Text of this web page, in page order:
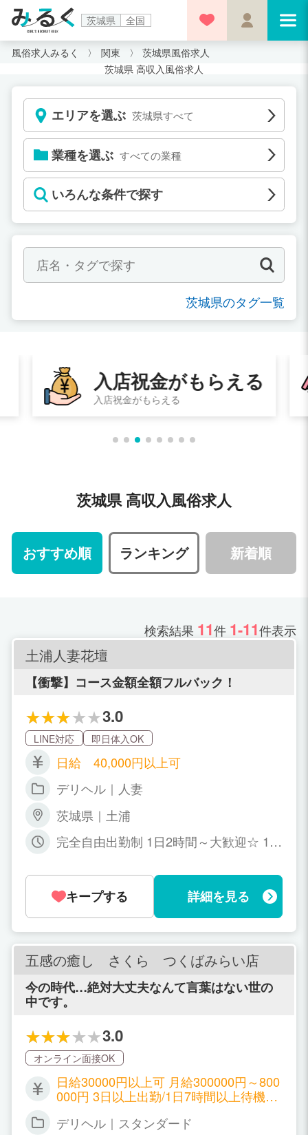
茨城県 全国
風俗求人みるく 関東
茨城県風俗求人
茨城県 高収入風俗求人
エリアを選ぶ 茨城県すべて
業種を選ぶ すべての業種
いろんな条件で探す
茨城県のタグ一覧
入店祝金がもらえる
入店祝金がもらえる
茨城県 高収入風俗求人
おすすめ順 ランキング 新着順
検索結果 11件 1-11件表示
土浦人妻花壇
【衝撃】コース金額全額フルバック！
3.0
LINE対応 即日体入OK
日給 40,000円以上可
デリヘル｜人妻
茨城県｜土浦
完全自由出勤制 1日2時間～大歓迎☆ 10
キープする
詳細を見る
五感の癒し さくら つくばみらい店
今の時代…絶対大丈夫なんて言葉はない世の
中です。
3.0
オンライン面接OK
日給30000円以上可 月給300000円～800
000円 3日以上出勤/1日7時間以上待機に
変わる場合もございます。詳しくはお店
デリヘル｜スタンダード